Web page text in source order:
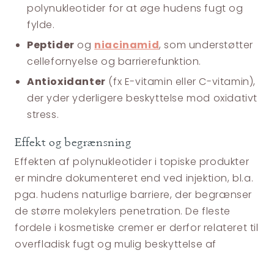
polynukleotider for at øge hudens fugt og
fylde.
Peptider og niacinamid, som understøtter
cellefornyelse og barrierefunktion.
Antioxidanter (fx E-vitamin eller C-vitamin),
der yder yderligere beskyttelse mod oxidativt
stress.
Effekt og begrænsning
Effekten af polynukleotider i topiske produkter
er mindre dokumenteret end ved injektion, bl.a.
pga. hudens naturlige barriere, der begrænser
de større molekylers penetration. De fleste
fordele i kosmetiske cremer er derfor relateret til
overfladisk fugt og mulig beskyttelse af